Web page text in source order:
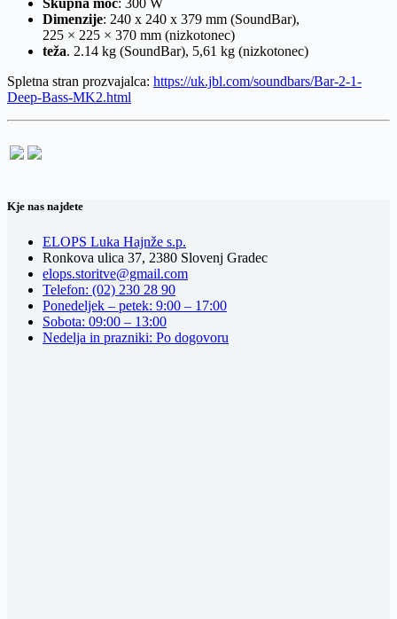
Skupna moč: 300 W
Dimenzije: 240 x 240 x 379 mm (SoundBar),
225 × 225 × 370 mm (nizkotonec)
teža. 2.14 kg (SoundBar), 5,61 kg (nizkotonec)
Spletna stran prozvajalca: https://uk.jbl.com/soundbars/Bar-2-1-
Deep-Bass-MK2.html
Kje nas najdete
ELOPS Luka Hajnže s.p.
Ronkova ulica 37, 2380 Slovenj Gradec
elops.storitve@gmail.com
Telefon: (02) 230 28 90
Ponedeljek – petek: 9:00 – 17:00
Sobota: 09:00 – 13:00
Nedelja in prazniki: Po dogovoru